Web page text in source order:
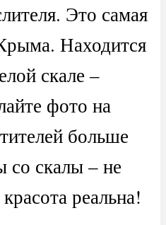
Это самая
Находится
скале –
фото на
больше
со скалы – не
реальна!